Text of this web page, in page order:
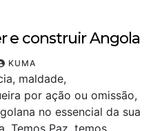
e construir Angola
KUMA
maldade,
por ação ou omissão,
no essencial da sua
Temos Paz, temos